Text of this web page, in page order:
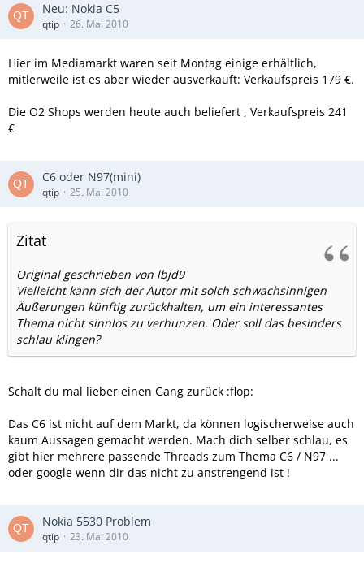
Neu: Nokia C5
qtip 26. Mai 2010
Hier im Mediamarkt waren seit Montag einige erhältlich,
mitlerweile ist es aber wieder ausverkauft: Verkaufspreis 179 €.
Die O2 Shops werden heute auch beliefert , Verkaufspreis 241
€
C6 oder N97(mini)
qtip 25. Mai 2010
Zitat
Original geschrieben von lbjd9
Vielleicht kann sich der Autor mit solch schwachsinnigen
Äußerungen künftig zurückhalten, um ein interessantes
Thema nicht sinnlos zu verhunzen. Oder soll das besinders
schlau klingen?
Schalt du mal lieber einen Gang zurück :flop:
Das C6 ist nicht auf dem Markt, da können logischerweise auch
kaum Aussagen gemacht werden. Mach dich selber schlau, es
gibt hier mehrere passende Threads zum Thema C6 / N97 ...
oder google wenn dir das nicht zu anstrengend ist !
Nokia 5530 Problem
qtip 23. Mai 2010